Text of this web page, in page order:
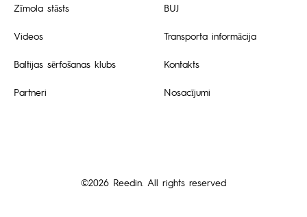
Zīmola stāsts
Videos
Baltijas sērfošanas klubs
Partneri
BUJ
Transporta informācija
Kontakts
Nosacījumi
©2026 Reedin. All rights reserved